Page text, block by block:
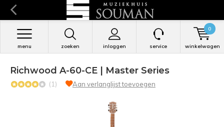
zoeken inloggen
menu service winkelwagen
0
Richwood A-60-CE | Master Series
(1) Aan verlanglijst toevoegen